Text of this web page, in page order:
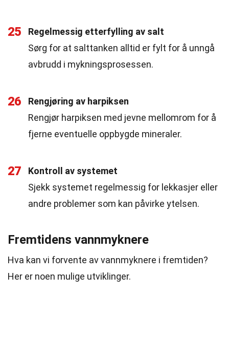
25
Regelmessig etterfylling av salt
Sørg for at salttanken alltid er fylt for å unngå
avbrudd i mykningsprosessen.
26
Rengjøring av harpiksen
Rengjør harpiksen med jevne mellomrom for å
fjerne eventuelle oppbygde mineraler.
27
Kontroll av systemet
Sjekk systemet regelmessig for lekkasjer eller
andre problemer som kan påvirke ytelsen.
Fremtidens vannmyknere
Hva kan vi forvente av vannmyknere i fremtiden?
Her er noen mulige utviklinger.